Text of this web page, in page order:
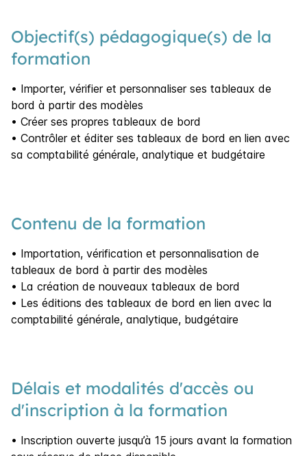
Objectif(s) pédagogique(s) de la
formation
• Importer, vérifier et personnaliser ses tableaux de
bord à partir des modèles
• Créer ses propres tableaux de bord
• Contrôler et éditer ses tableaux de bord en lien avec
sa comptabilité générale, analytique et budgétaire
Contenu de la formation
• Importation, vérification et personnalisation de
tableaux de bord à partir des modèles
• La création de nouveaux tableaux de bord
• Les éditions des tableaux de bord en lien avec la
comptabilité générale, analytique, budgétaire
Délais et modalités d'accès ou
d'inscription à la formation
• Inscription ouverte jusqu’à 15 jours avant la formation